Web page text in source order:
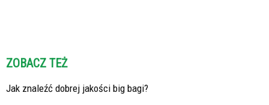
ZOBACZ TEŻ
Jak znaleźć dobrej jakości big bagi?